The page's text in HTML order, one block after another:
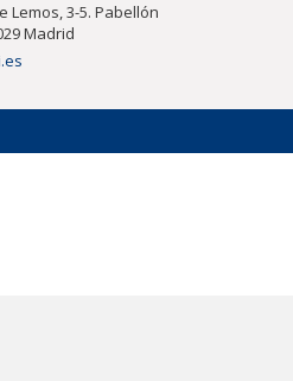
Lemos, 3-5. Pabellón
Madrid